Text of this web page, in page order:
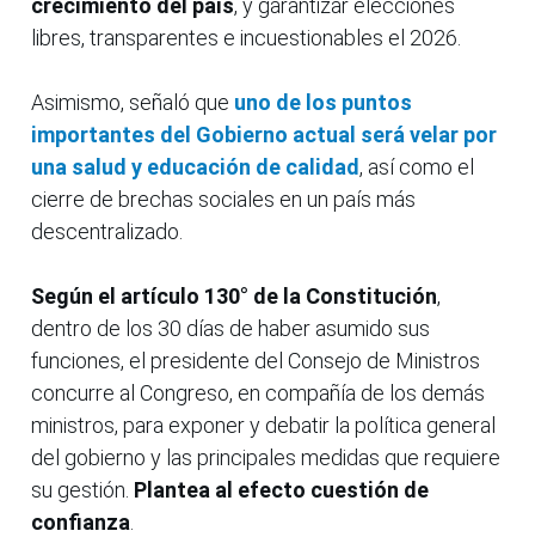
crecimiento del país, y garantizar elecciones
libres, transparentes e incuestionables el 2026.
Asimismo, señaló que uno de los puntos
importantes del Gobierno actual será velar por
una salud y educación de calidad, así como el
cierre de brechas sociales en un país más
descentralizado.
Según el artículo 130° de la Constitución,
dentro de los 30 días de haber asumido sus
funciones, el presidente del Consejo de Ministros
concurre al Congreso, en compañía de los demás
ministros, para exponer y debatir la política general
del gobierno y las principales medidas que requiere
su gestión. Plantea al efecto cuestión de
confianza.